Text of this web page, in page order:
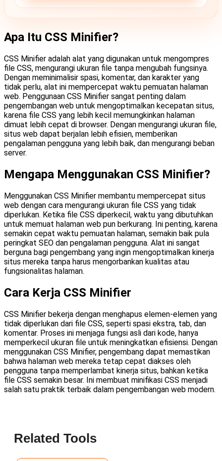
Apa Itu CSS Minifier?
CSS Minifier adalah alat yang digunakan untuk mengompres
file CSS, mengurangi ukuran file tanpa mengubah fungsinya.
Dengan meminimalisir spasi, komentar, dan karakter yang
tidak perlu, alat ini mempercepat waktu pemuatan halaman
web. Penggunaan CSS Minifier sangat penting dalam
pengembangan web untuk mengoptimalkan kecepatan situs,
karena file CSS yang lebih kecil memungkinkan halaman
dimuat lebih cepat di browser. Dengan mengurangi ukuran file,
situs web dapat berjalan lebih efisien, memberikan
pengalaman pengguna yang lebih baik, dan mengurangi beban
server.
Mengapa Menggunakan CSS Minifier?
Menggunakan CSS Minifier membantu mempercepat situs
web dengan cara mengurangi ukuran file CSS yang tidak
diperlukan. Ketika file CSS diperkecil, waktu yang dibutuhkan
untuk memuat halaman web pun berkurang. Ini penting, karena
semakin cepat waktu pemuatan halaman, semakin baik pula
peringkat SEO dan pengalaman pengguna. Alat ini sangat
berguna bagi pengembang yang ingin mengoptimalkan kinerja
situs mereka tanpa harus mengorbankan kualitas atau
fungsionalitas halaman.
Cara Kerja CSS Minifier
CSS Minifier bekerja dengan menghapus elemen-elemen yang
tidak diperlukan dari file CSS, seperti spasi ekstra, tab, dan
komentar. Proses ini menjaga fungsi asli dari kode, hanya
memperkecil ukuran file untuk meningkatkan efisiensi. Dengan
menggunakan CSS Minifier, pengembang dapat memastikan
bahwa halaman web mereka tetap cepat diakses oleh
pengguna tanpa memperlambat kinerja situs, bahkan ketika
file CSS semakin besar. Ini membuat minifikasi CSS menjadi
salah satu praktik terbaik dalam pengembangan web modern.
Related Tools